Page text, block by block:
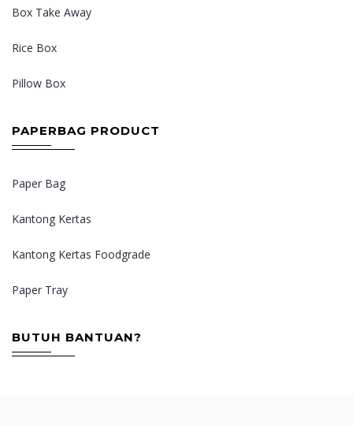
Box Take Away
Rice Box
Pillow Box
PAPERBAG PRODUCT
Paper Bag
Kantong Kertas
Kantong Kertas Foodgrade
Paper Tray
BUTUH BANTUAN?